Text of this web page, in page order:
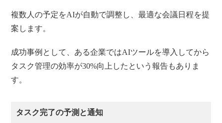
複数人の予定をAIが自動で調整し、最適な会議日程を提
案します。
成功事例として、ある企業ではAIツールを導入してから
タスク管理の効率が30%向上したという報告もありま
す。
タスク完了の予測と通知